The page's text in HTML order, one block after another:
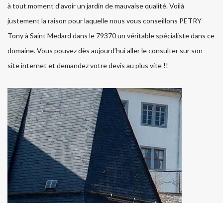
à tout moment d’avoir un jardin de mauvaise qualité. Voilà
justement la raison pour laquelle nous vous conseillons PETRY
Tony à Saint Medard dans le 79370 un véritable spécialiste dans ce
domaine. Vous pouvez dès aujourd’hui aller le consulter sur son
site internet et demandez votre devis au plus vite !!